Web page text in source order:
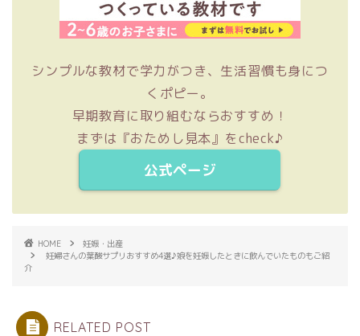
シンプルな教材で学力がつき、生活習慣も身につ
くポピー。
早期教育に取り組むならおすすめ！
まずは『おためし見本』をcheck♪
公式ページ
HOME
妊娠・出産
妊婦さんの葉酸サプリおすすめ4選♪娘を妊娠したときに飲んでいたものもご紹
介
RELATED POST